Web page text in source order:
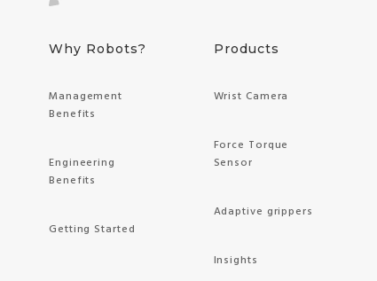
Why Robots?
Management
Benefits
Engineering
Benefits
Getting Started
Products
Wrist Camera
Force Torque
Sensor
Adaptive grippers
Insights